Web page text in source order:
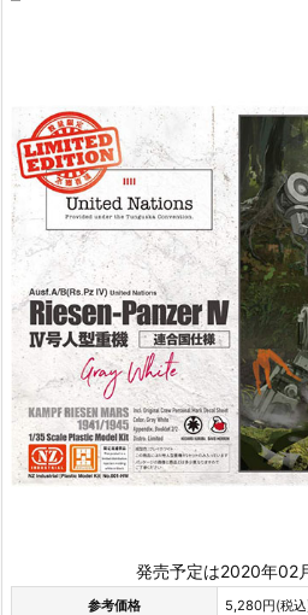
発売予定は2020年02
参考価格 5,280円(税